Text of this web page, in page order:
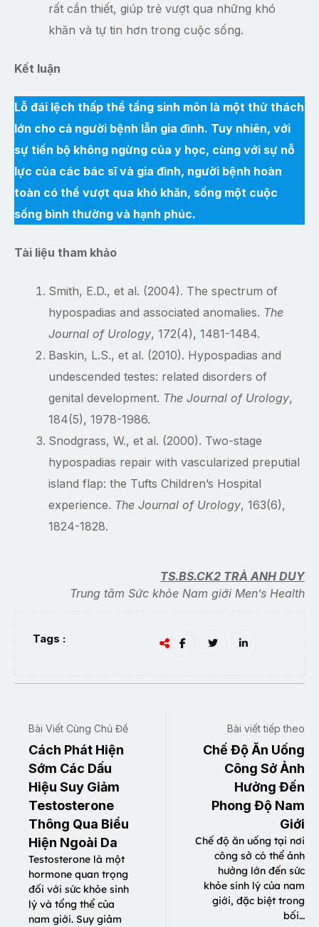
rất cần thiết, giúp trẻ vượt qua những khó
khăn và tự tin hơn trong cuộc sống.
Kết luận
Lỗ đái lệch thấp thể tầng sinh môn là một thử thách
lớn cho cả người bệnh lẫn gia đình. Tuy nhiên, với
sự tiến bộ không ngừng của y học, cùng với sự nỗ
lực của các bác sĩ và gia đình, người bệnh hoàn
toàn có thể vượt qua khó khăn, sống một cuộc
sống bình thường và hạnh phúc.
Tài liệu tham khảo
Smith, E.D., et al. (2004). The spectrum of
hypospadias and associated anomalies. The
Journal of Urology, 172(4), 1481-1484.
Baskin, L.S., et al. (2010). Hypospadias and
undescended testes: related disorders of
genital development. The Journal of Urology,
184(5), 1978-1986.
Snodgrass, W., et al. (2000). Two-stage
hypospadias repair with vascularized preputial
island flap: the Tufts Children’s Hospital
experience. The Journal of Urology, 163(6),
1824-1828.
TS.BS.CK2 TRÀ ANH DUY
Trung tâm Sức khỏe Nam giới Men’s Health
Tags :
Bài Viết Cùng Chủ Đề
Cách Phát Hiện
Sớm Các Dấu
Hiệu Suy Giảm
Testosterone
Thông Qua Biểu
Hiện Ngoài Da
Testosterone là một
hormone quan trọng
đối với sức khỏe sinh
lý và tổng thể của
nam giới. Suy giảm
Bài viết tiếp theo
Chế Độ Ăn Uống
Công Sở Ảnh
Hưởng Đến
Phong Độ Nam
Giới
Chế độ ăn uống tại nơi
công sở có thể ảnh
hưởng lớn đến sức
khỏe sinh lý của nam
giới, đặc biệt trong
bối…